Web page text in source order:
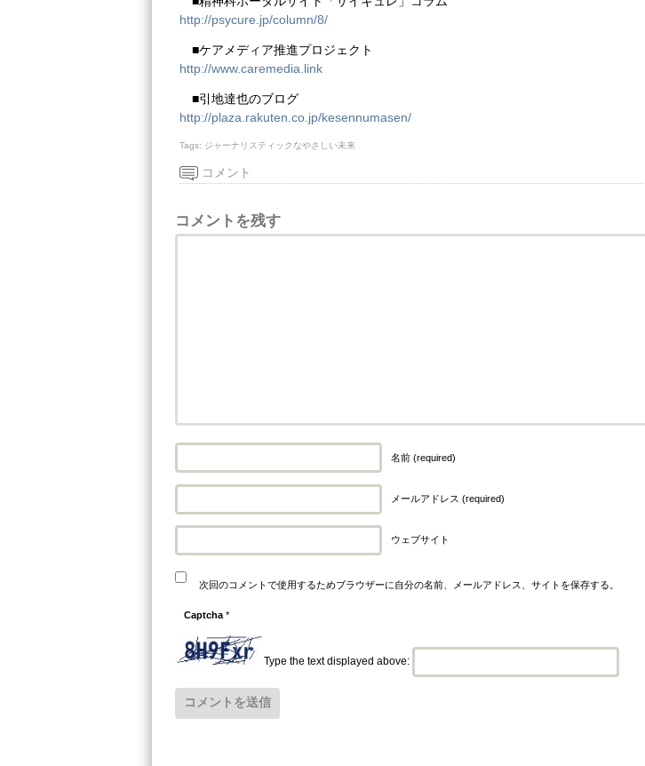
http://psycure.jp/column/8/
■ケアメディア推進プロジェクト
http://www.caremedia.link
■引地達也のブログ
http://plaza.rakuten.co.jp/kesennumasen/
Tags: ジャーナリスティックなやさしい未来
コメント
コメントを残す
名前 (required)
メールアドレス (required)
ウェブサイト
次回のコメントで使用するためブラウザーに自分の名前、メールアドレス、サイトを保存する。
Captcha *
Type the text displayed above: